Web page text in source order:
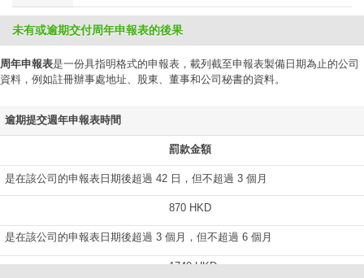
未有或逾期交付周年申報表的後果
周年申報表是一份具指明格式的申報表，載列截至申報表製備日期為止的公司
資料，例如註冊辦事處地址、股東、董事和公司秘書的資料。
逾期提交週年申報表時間
罰款金額
是在該公司的申報表日期後超過 42 日，但不超過 3 個月
870 HKD
是在該公司的申報表日期後超過 3 個月，但不超過 6 個月
1740 HKD